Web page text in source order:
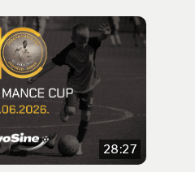
28:27